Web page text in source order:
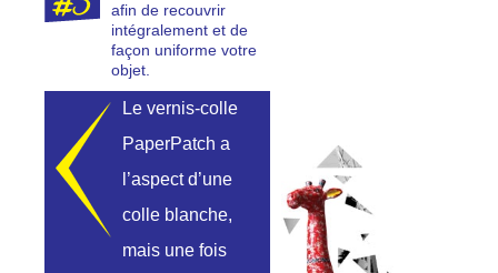
afin de recouvrir
intégralement et de
façon uniforme votre
objet.
Le vernis-colle
PaperPatch a
l’aspect d’une
colle blanche,
mais une fois